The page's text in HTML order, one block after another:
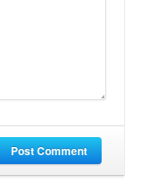
Post Comment